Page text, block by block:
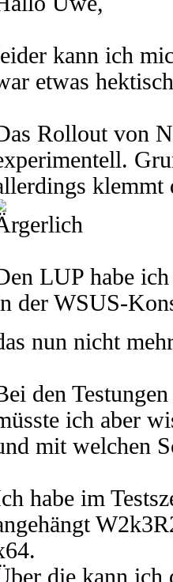
kann ich
etwas
Rollout von
LUP habe
der WSUS-
nun nicht
den
ich aber
mit welchen
habe im
die kann ich